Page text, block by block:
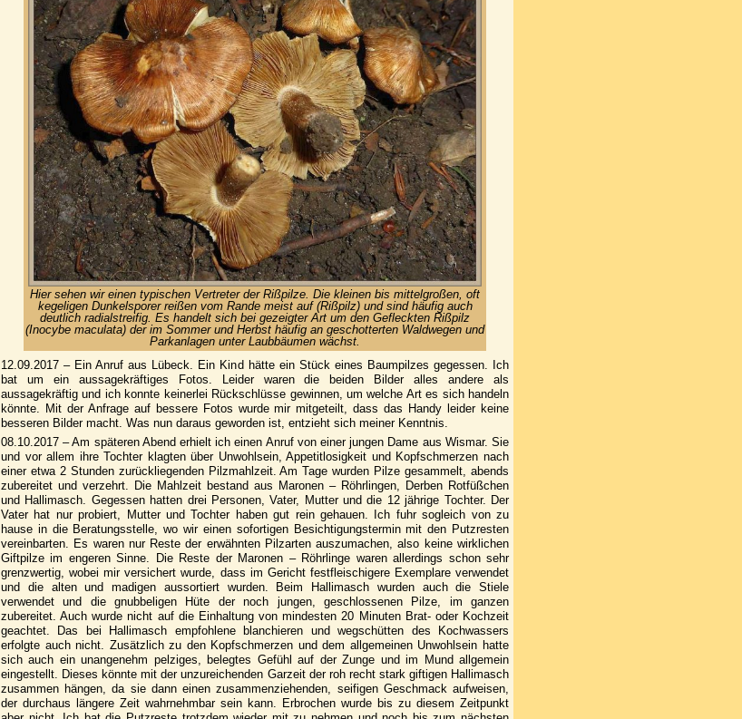
Hier sehen wir einen typischen Vertreter der Rißpilze. Die kleinen bis mittelgroßen, oft
kegeligen Dunkelsporer reißen vom Rande meist auf (Rißpilz) und sind häufig auch
deutlich radialstreifig. Es handelt sich bei gezeigter Art um den Gefleckten Rißpilz
(Inocybe maculata) der im Sommer und Herbst häufig an geschotterten Waldwegen und
Parkanlagen unter Laubbäumen wächst.
12.09.2017 – Ein Anruf aus Lübeck. Ein Kind hätte ein Stück eines Baumpilzes gegessen. Ich
bat um ein aussagekräftiges Fotos. Leider waren die beiden Bilder alles andere als
aussagekräftig und ich konnte keinerlei Rückschlüsse gewinnen, um welche Art es sich handeln
könnte. Mit der Anfrage auf bessere Fotos wurde mir mitgeteilt, dass das Handy leider keine
besseren Bilder macht. Was nun daraus geworden ist, entzieht sich meiner Kenntnis.
08.10.2017 – Am späteren Abend erhielt ich einen Anruf von einer jungen Dame aus Wismar. Sie
und vor allem ihre Tochter klagten über Unwohlsein, Appetitlosigkeit und Kopfschmerzen nach
einer etwa 2 Stunden zurückliegenden Pilzmahlzeit. Am Tage wurden Pilze gesammelt, abends
zubereitet und verzehrt. Die Mahlzeit bestand aus Maronen – Röhrlingen, Derben Rotfüßchen
und Hallimasch. Gegessen hatten drei Personen, Vater, Mutter und die 12 jährige Tochter. Der
Vater hat nur probiert, Mutter und Tochter haben gut rein gehauen. Ich fuhr sogleich von zu
hause in die Beratungsstelle, wo wir einen sofortigen Besichtigungstermin mit den Putzresten
vereinbarten. Es waren nur Reste der erwähnten Pilzarten auszumachen, also keine wirklichen
Giftpilze im engeren Sinne. Die Reste der Maronen – Röhrlinge waren allerdings schon sehr
grenzwertig, wobei mir versichert wurde, dass im Gericht festfleischigere Exemplare verwendet
und die alten und madigen aussortiert wurden. Beim Hallimasch wurden auch die Stiele
verwendet und die gnubbeligen Hüte der noch jungen, geschlossenen Pilze, im ganzen
zubereitet. Auch wurde nicht auf die Einhaltung von mindesten 20 Minuten Brat- oder Kochzeit
geachtet. Das bei Hallimasch empfohlene blanchieren und wegschütten des Kochwassers
erfolgte auch nicht. Zusätzlich zu den Kopfschmerzen und dem allgemeinen Unwohlsein hatte
sich auch ein unangenehm pelziges, belegtes Gefühl auf der Zunge und im Mund allgemein
eingestellt. Dieses könnte mit der unzureichenden Garzeit der roh recht stark giftigen Hallimasch
zusammen hängen, da sie dann einen zusammenziehenden, seifigen Geschmack aufweisen,
der durchaus längere Zeit wahrnehmbar sein kann. Erbrochen wurde bis zu diesem Zeitpunkt